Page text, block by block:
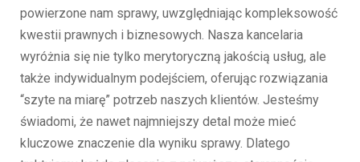
powierzone nam sprawy, uwzględniając kompleksowość
kwestii prawnych i biznesowych. Nasza kancelaria
wyróżnia się nie tylko merytoryczną jakością usług, ale
także indywidualnym podejściem, oferując rozwiązania
“szyte na miarę” potrzeb naszych klientów. Jesteśmy
świadomi, że nawet najmniejszy detal może mieć
kluczowe znaczenie dla wyniku sprawy. Dlatego